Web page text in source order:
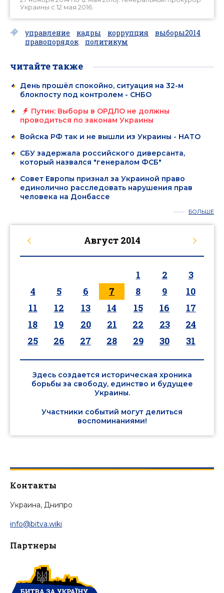
Украины с 12 мая 2016.
управление кадры коррупция
выборы2014
правопорядок
политикум
читайте также
День прошёл спокойно, ситуация на 32-м
блокпосту под контролем - СНБО
Путин: Выборы в ОРДЛО не должны
проводиться по законам Украины
Войска РФ так и не вышли из Украины - НАТО
СБУ задержала российского диверсанта,
который назвался "генералом ФСБ"
Совет Европы признал за Украиной право
единолично расследовать нарушения прав
человека на Донбассе
БОЛЬШЕ
Август 2014
1 2
3
4
5 6 7 8 9
10
11
12 13 14 15 16
17
18
19 20 21 22 23
24
25
26 27 28 29 30 31
Здесь создается историческая хроника
борьбы за свободу, единство и будущее
Украины.
Участники событий могут делиться
воспоминаниями!
Контакты
Украина, Днипро
info@bitva.wiki
Партнеры